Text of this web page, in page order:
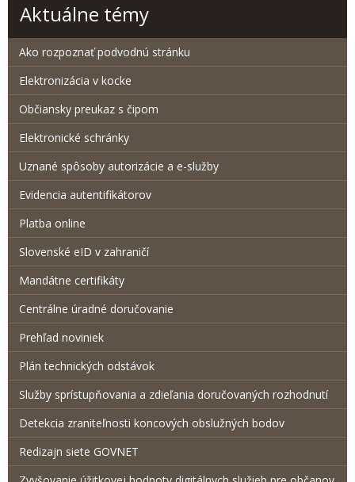
Aktuálne témy
Ako rozpoznať podvodnú stránku
Elektronizácia v kocke
Občiansky preukaz s čipom
Elektronické schránky
Uznané spôsoby autorizácie a e-služby
Evidencia autentifikátorov
Platba online
Slovenské eID v zahraničí
Mandátne certifikáty
Centrálne úradné doručovanie
Prehľad noviniek
Plán technických odstávok
Služby sprístupňovania a zdieľania doručovaných rozhodnutí
Detekcia zraniteľnosti koncových obslužných bodov
Redizajn siete GOVNET